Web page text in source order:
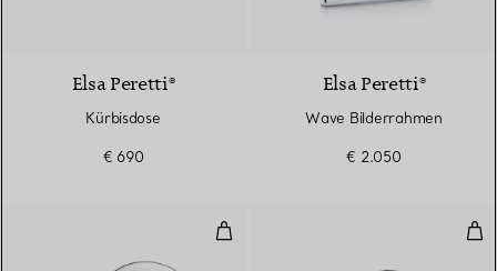
Elsa Peretti®
Kürbisdose
€ 690
Elsa Peretti®
Wave Bilderrahmen
€ 2.050
Herzdose in Sterlingsilber